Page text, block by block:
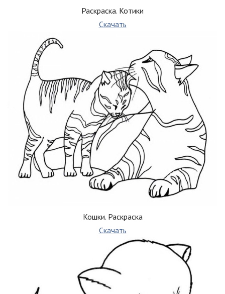
Раскраска. Котики
Скачать
Кошки. Раскраска
Скачать